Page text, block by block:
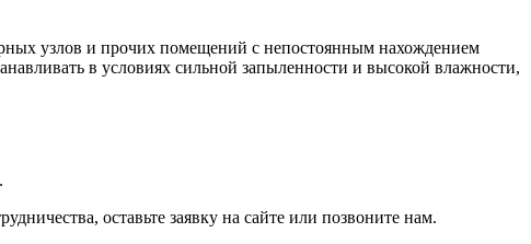
узлов и прочих помещений с непостоянным нахождением
в условиях сильной запыленности и высокой влажности,
оставьте заявку на сайте или позвоните нам.